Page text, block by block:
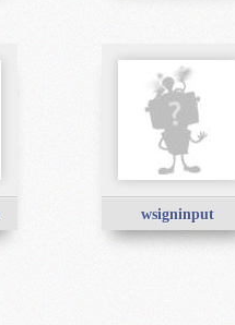
wsigninput